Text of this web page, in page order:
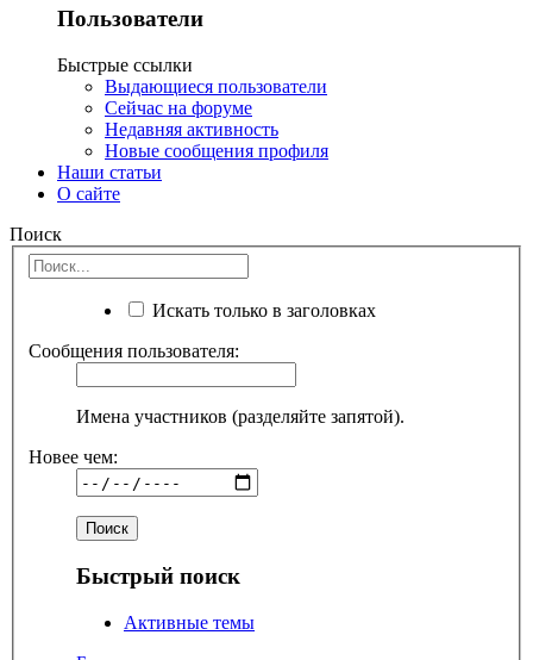
Пользователи
Быстрые ссылки
Выдающиеся пользователи
Сейчас на форуме
Недавняя активность
Новые сообщения профиля
Наши статьи
О сайте
Поиск
Искать только в заголовках
Сообщения пользователя:
Имена участников (разделяйте запятой).
Новее чем:
Быстрый поиск
Активные темы